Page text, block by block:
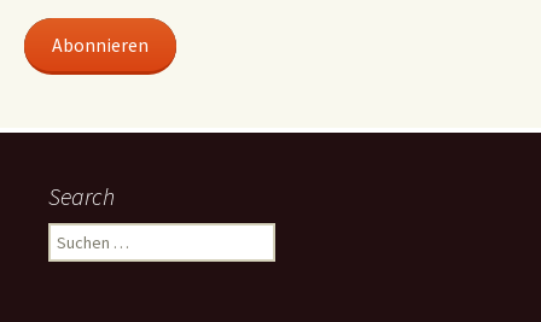
Abonnieren
Search
Suchen
nach: